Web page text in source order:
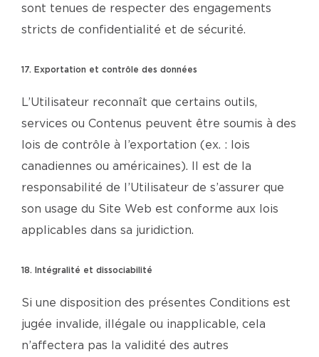
sont tenues de respecter des engagements
stricts de confidentialité et de sécurité.
17. Exportation et contrôle des données
L’Utilisateur reconnaît que certains outils,
services ou Contenus peuvent être soumis à des
lois de contrôle à l’exportation (ex. : lois
canadiennes ou américaines). Il est de la
responsabilité de l’Utilisateur de s’assurer que
son usage du Site Web est conforme aux lois
applicables dans sa juridiction.
18. Intégralité et dissociabilité
Si une disposition des présentes Conditions est
jugée invalide, illégale ou inapplicable, cela
n’affectera pas la validité des autres